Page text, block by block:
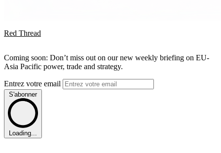
Red Thread
Coming soon: Don’t miss out on our new weekly briefing on EU-
Asia Pacific power, trade and strategy.
Entrez votre email
S'abonner
Loading...